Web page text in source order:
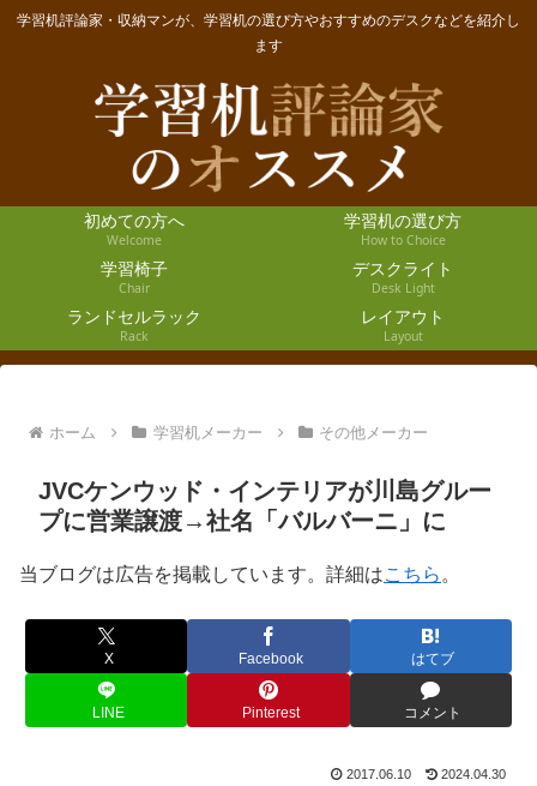
学習机評論家・収納マンが、学習机の選び方やおすすめのデスクなどを紹介し
ます
初めての方へ
Welcome
学習机の選び方
How to Choice
学習椅子
Chair
デスクライト
Desk Light
ランドセルラック
Rack
レイアウト
Layout
ホーム 学習机メーカー その他メーカー
JVCケンウッド・インテリアが川島グルー
プに営業譲渡→社名「バルバーニ」に
当ブログは広告を掲載しています。詳細はこちら 。
X Facebook はてブ
LINE Pinterest コメント
2017.06.10 2024.04.30